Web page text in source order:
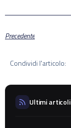
Precedente
Condividi l'articolo:
Ultimi articoli